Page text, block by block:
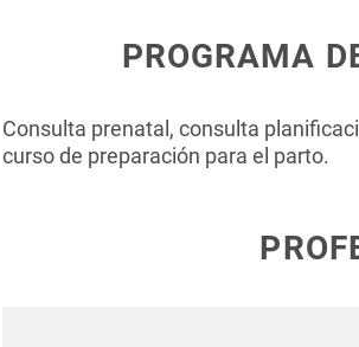
PROGRAMA
Consulta prenatal, consulta
curso de preparación para el parto.